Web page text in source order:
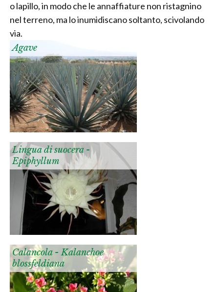
o lapillo, in modo che le annaffiature non ristagnino
nel terreno, ma lo inumidiscano soltanto, scivolando
via.
Agave
Lingua di suocera -
Epiphyllum
Calancola - Kalanchoe
blossfeldiana